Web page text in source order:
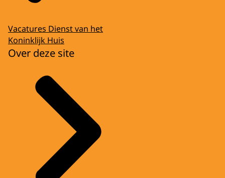
Vacatures Dienst van het
Koninklijk Huis
Over deze site